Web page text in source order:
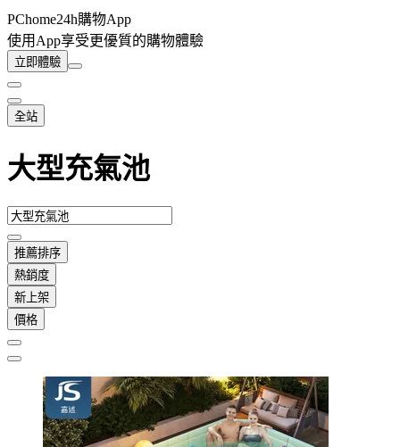
PChome24h購物App
使用App享受更優質的購物體驗
立即體驗
全站
大型充氣池
推薦排序
熱銷度
新上架
價格